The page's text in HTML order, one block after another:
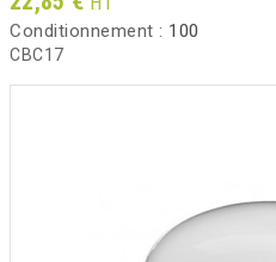
Conditionnement : 100
CBC17